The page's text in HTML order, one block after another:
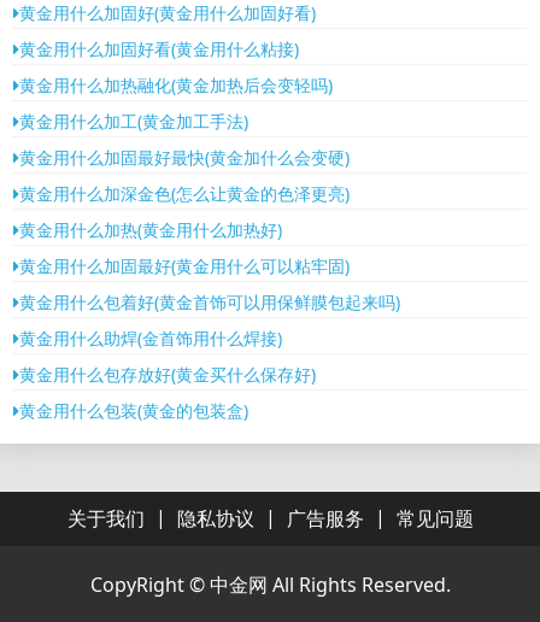
黄金用什么加固好(黄金用什么加固好看)
黄金用什么加固好看(黄金用什么粘接)
黄金用什么加热融化(黄金加热后会变轻吗)
黄金用什么加工(黄金加工手法)
黄金用什么加固最好最快(黄金加什么会变硬)
黄金用什么加深金色(怎么让黄金的色泽更亮)
黄金用什么加热(黄金用什么加热好)
黄金用什么加固最好(黄金用什么可以粘牢固)
黄金用什么包着好(黄金首饰可以用保鲜膜包起来吗)
黄金用什么助焊(金首饰用什么焊接)
黄金用什么包存放好(黄金买什么保存好)
黄金用什么包装(黄金的包装盒)
关于我们 | 隐私协议 | 广告服务 | 常见问题
CopyRight © 中金网 All Rights Reserved.